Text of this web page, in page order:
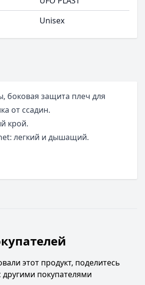
боковая защита плеч для
от ссадин.
крой.
легкий и дышащий.
Unisex
этот продукт, поделитесь
покупателями